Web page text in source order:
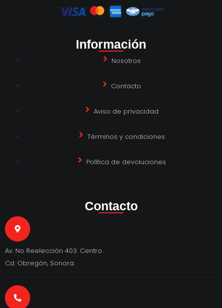
Información
Nosotros
Contacto
Aviso de privacidad
Términos y condiciones
Política de devoluciones
Contacto
Av. No Reelección 403. Centro.
Cd. Obregón, Sonora.